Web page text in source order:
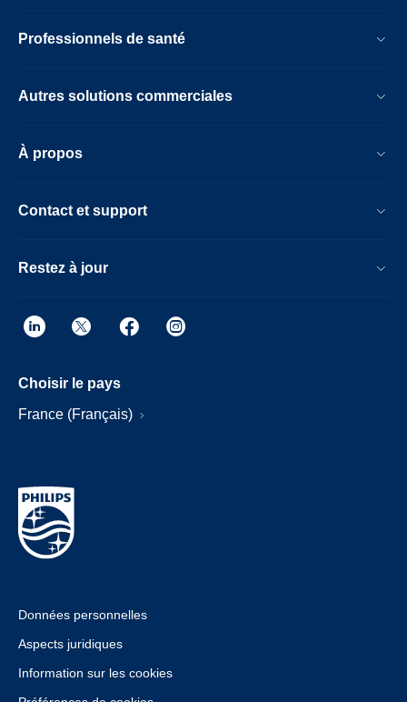
Professionnels de santé
Autres solutions commerciales
À propos
Contact et support
Restez à jour
Choisir le pays
France (Français)
Données personnelles
Aspects juridiques
Information sur les cookies